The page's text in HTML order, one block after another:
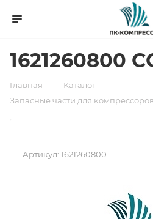
1621260800
Главная — Каталог —
Запасные части для компрессоров
Артикул: 1621260800